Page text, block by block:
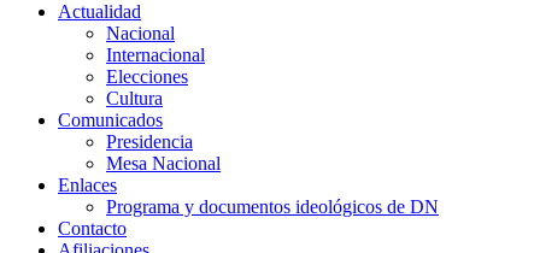
Actualidad
Nacional
Internacional
Elecciones
Cultura
Comunicados
Presidencia
Mesa Nacional
Enlaces
Programa y documentos ideológicos de DN
Contacto